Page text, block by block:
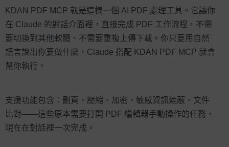
KDAN PDF MCP 就是這樣一個 AI PDF 處理工具。它讓你
在 Claude 的對話介面裡，直接完成 PDF 工作流程，不需
要切換到其他軟體、不需要重複上傳下載。你只要用自然
語言說出你要做什麼，Claude 搭配 KDAN PDF MCP 就會
幫你執行。
支援功能包含：刪頁、壓縮、加密、敏感資訊遮蔽、文件
比對——這些原本需要打開 PDF 編輯器手動操作的任務，
現在在對話裡一次完成。